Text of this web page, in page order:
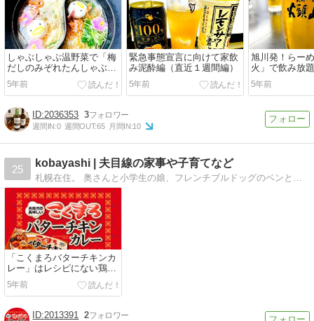
しゃぶしゃぶ温野菜で「梅
だしのみぞれたんしゃぶ」
編
5年前
緊急事態宣言に向けて家飲
み泥酔編（直近１週間編）
5年前
旭川発！らー
火」で飲み放
5年前
2036353 3
週間IN:0 週間OUT:65 月間IN:10
25
kobayashi | 夫目線の家事や子育てなど
「こくまろバターチキンカ
レー」はレシピにない鶏む
ね肉でも美味しい？【IH調
理】
5年前
2013391 2